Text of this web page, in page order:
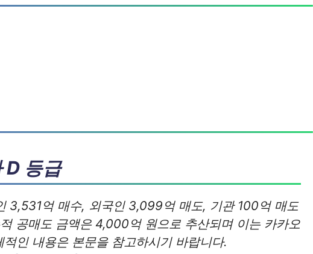
D 등급
3,531억 매수, 외국인 3,099억 매도, 기관 100억 매도
공매도 금액은 4,000억 원으로 추산되며 이는 카카오
인 내용은 본문을 참고하시기 바랍니다.